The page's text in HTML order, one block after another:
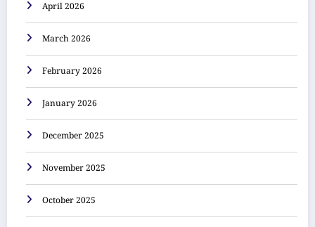
April 2026
March 2026
February 2026
January 2026
December 2025
November 2025
October 2025